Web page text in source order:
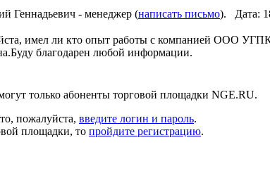
Геннадьевич - менеджер (написать письмо). Дата:
имел ли кто опыт работы с компанией ООО
благодарен любой информации.
только абоненты торговой площадки NGE.RU.
пожалуйста, введите логин и пароль.
площадки, то пройдите регистрацию.